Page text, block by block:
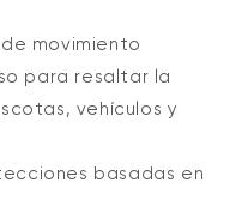
movimiento
para resaltar la
vehículos y
basadas en